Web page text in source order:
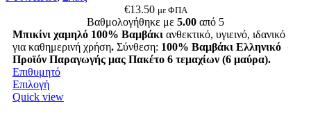
€13.50 με ΦΠΑ
Βαθμολογήθηκε με 5.00 από 5
Μπικίνι χαμηλό 100% Βαμβάκι ανθεκτικό, υγιεινό, ιδανικό
για καθημερινή χρήση. Σύνθεση: 100% Βαμβάκι Ελληνικό
Προϊόν Παραγωγής μας Πακέτο 6 τεμαχίων (6 μαύρα).
Επιθυμητό
ΕπιλογήΑυτό
το
Quick view